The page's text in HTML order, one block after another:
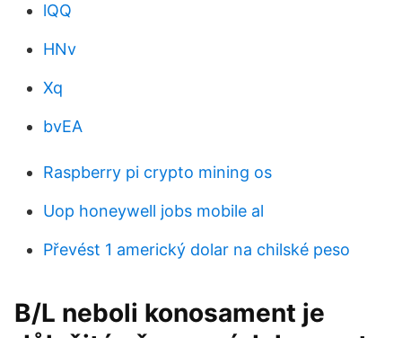
lQQ
HNv
Xq
bvEA
Raspberry pi crypto mining os
Uop honeywell jobs mobile al
Převést 1 americký dolar na chilské peso
B/L neboli konosament je